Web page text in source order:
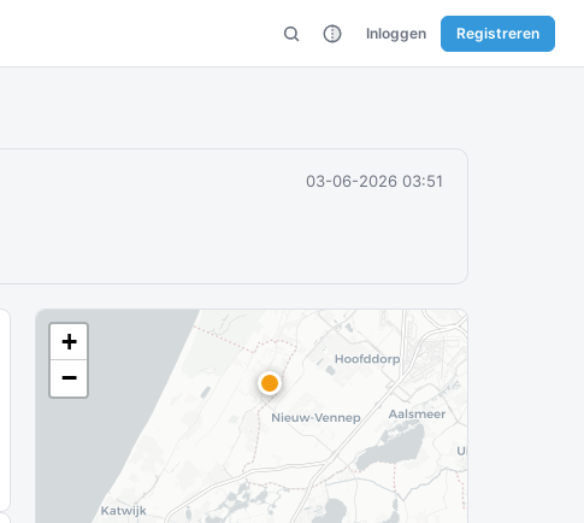
Inloggen Registreren
03-06-2026 03:51
+
−